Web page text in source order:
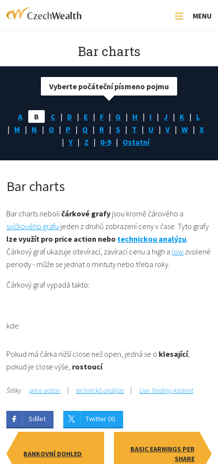
MENU
Bar charts
A B C D E F G H I J K
L
M
N O P Q R S T U V W
X
Y
Z 0-9 Ostatní
Vyberte počáteční písmeno pojmu
Bar charts
Bar charts neboličárkové grafy jsou kromě čárového a
svíčkového grafu jeden z druhů zobrazení ceny v čase. Tyto grafy
lze využít pro price action nebo technickou analýzu
Čárkový graf ukazuje otevírací, zavírací cenu a high a low zvolené
periody - může se jednat o mintuty nebo třeba roky.
Čárkový graf vypadá takto:
kde:
Pokud má čárka nižší close než open, jedná se o klesající,
pokud je close výše, rostoucí.
Štítky: price action technická analýza Live Trading Asistent
Sdílet Twitter (X)
BANKOVNÍ DOHLED
BASIC EARNINGS PER
SHARE